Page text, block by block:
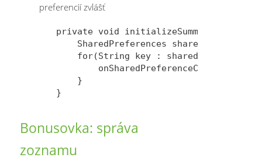
preferencií zvlášť
private void initializeSummaries() {
SharedPreferences
for(String key :
    }
Bonusovka: správa
zoznamu